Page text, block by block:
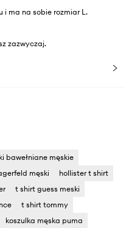
i ma na sobie rozmiar L.
zazwyczaj.
bawełniane męskie
męski
hollister t shirt
t shirt guess meski
t shirt tommy
koszulka męska puma